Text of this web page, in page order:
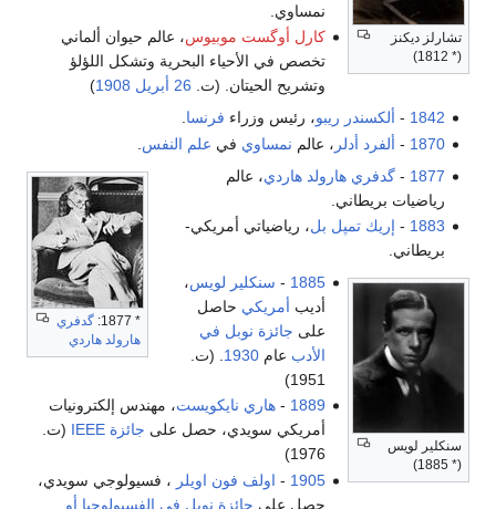
تشارلز ديكنز
(* 1812)
نمساوي.
كارل أوگست موبيوس، عالم حيوان ألماني
تخصص في الأحياء البحرية وتشكل اللؤلؤ
وتشريح الحيتان. (ت. 26 أبريل 1908
)
1842
- ألكسندر ريبو، رئيس وزراء فرنسا.
1870
- ألفرد أدلر ، عالم نمساوي في علم النفس
* 1877:
گدفري
هارولد هاردي
1877
-گدفري هارولد هاردي، عالم
رياضيات بريطاني.
1883
- إريك تمپل بل، رياضياتي أمريكي-
بريطاني.
سنكلير لويس
(* 1885)
1885
- سنكلير لويس،
أديب أمريكي حاصل
على جائزة نوبل في
الأدب عام 1930 . (ت.
1951)
1889
- هاري نايكويست، مهندس إلكترونيات
أمريكي سويدي، حصل على جائزة IEEE
(ت.
1976)
1905
- اولف فون اويلر ، فسيولوجي سويدي،
حصل على جائزة نوبل في الفسيولوجيا أو